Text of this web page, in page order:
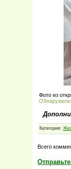
Фото из
Категория:
Всего